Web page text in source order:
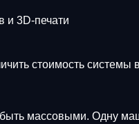
и 3D-печати
стоимость системы
массовыми. Одну